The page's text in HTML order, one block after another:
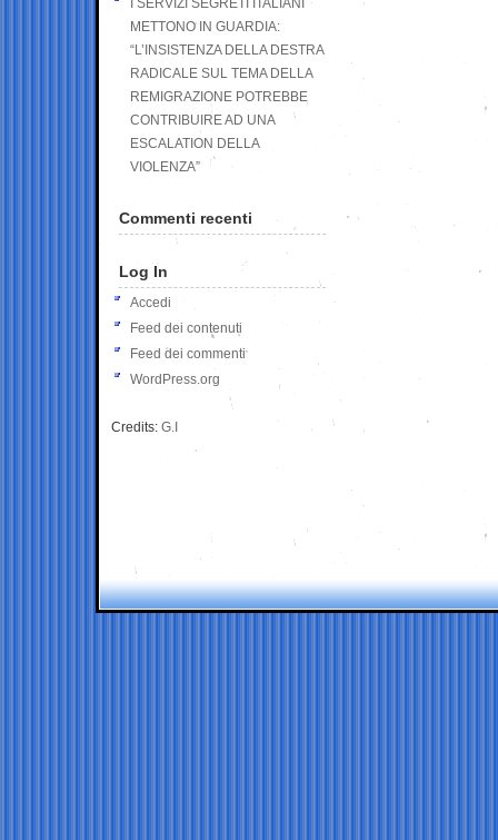
I SERVIZI SEGRETI ITALIANI
METTONO IN GUARDIA:
“L’INSISTENZA DELLA DESTRA
RADICALE SUL TEMA DELLA
REMIGRAZIONE POTREBBE
CONTRIBUIRE AD UNA
ESCALATION DELLA
VIOLENZA”
Commenti recenti
Log In
Accedi
Feed dei contenuti
Feed dei commenti
WordPress.org
Credits: G.I